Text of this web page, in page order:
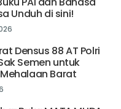
PAI dan Bahasa
Unduh di sini!
Densus 88 AT Polri
Semen untuk
Barat